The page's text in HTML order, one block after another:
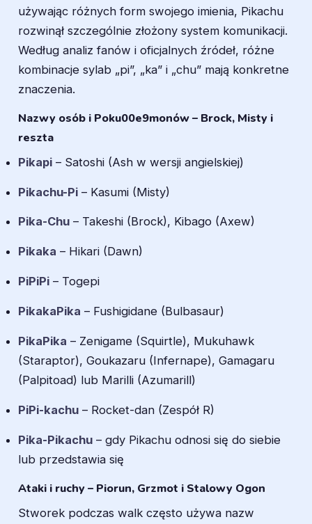
używając różnych form swojego imienia, Pikachu
rozwinął szczególnie złożony system komunikacji.
Według analiz fanów i oficjalnych źródeł, różne
kombinacje sylab „pi”, „ka” i „chu” mają konkretne
znaczenia.
Nazwy osób i Poku00e9monów – Brock, Misty i
reszta
Pikapi – Satoshi (Ash w wersji angielskiej)
Pikachu-Pi – Kasumi (Misty)
Pika-Chu – Takeshi (Brock), Kibago (Axew)
Pikaka – Hikari (Dawn)
PiPiPi – Togepi
PikakaPika – Fushigidane (Bulbasaur)
PikaPika – Zenigame (Squirtle), Mukuhawk
(Staraptor), Goukazaru (Infernape), Gamagaru
(Palpitoad) lub Marilli (Azumarill)
PiPi-kachu – Rocket-dan (Zespół R)
Pika-Pikachu – gdy Pikachu odnosi się do siebie
lub przedstawia się
Ataki i ruchy – Piorun, Grzmot i Stalowy Ogon
Stworek podczas walk często używa nazw